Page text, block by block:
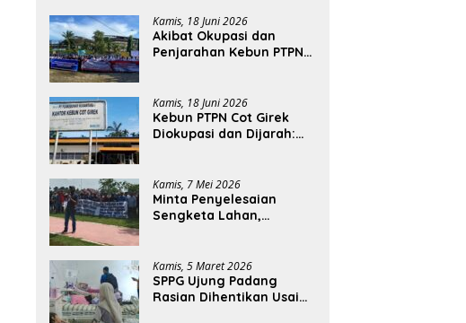
Kamis, 18 Juni 2026
Akibat Okupasi dan
Penjarahan Kebun PTPN
Terdampak
Kamis, 18 Juni 2026
Kebun PTPN Cot Girek
Diokupasi dan Dijarah:
Rupiah
Kamis, 7 Mei 2026
Minta Penyelesaian
Sengketa Lahan,
Aceh Utara
Kamis, 5 Maret 2026
SPPG Ujung Padang
Rasian Dihentikan Usai